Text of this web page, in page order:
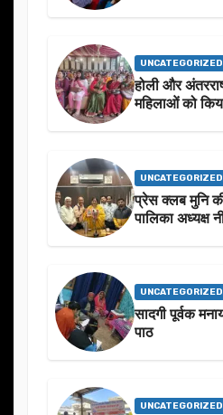
UNCATEGORIZED
होली और
महिलाओं को
UNCATEGORIZED
प्रेस क्लब मुनि
पालिका अध्यक्ष
UNCATEGORIZED
सादगी पूर्वक
पाठ
UNCATEGORIZED